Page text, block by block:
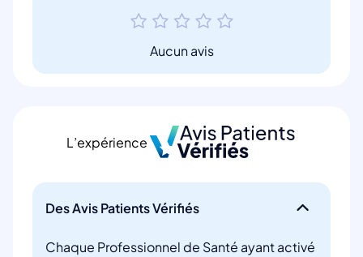
Aucun avis
L’expérience
Des Avis Patients Vérifiés
Chaque Professionnel de Santé ayant activé